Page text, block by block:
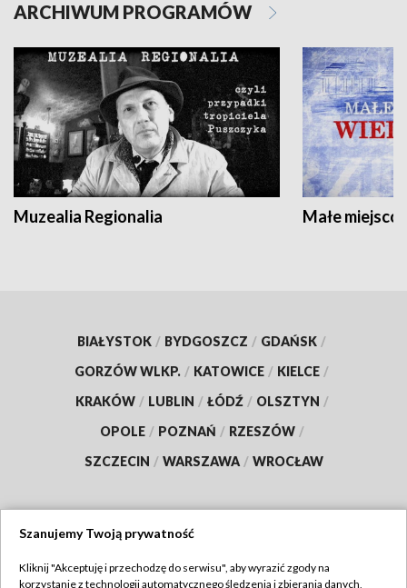
ARCHIWUM PROGRAMÓW
Muzealia Regionalia Małe
BIAŁYSTOK / BYDGOSZCZ / GDAŃSK /
GORZÓW WLKP. / KATOWICE / KIELCE /
KRAKÓW / LUBLIN / ŁÓDŹ / OLSZTYN /
OPOLE / POZNAŃ / RZESZÓW /
SZCZECIN / WARSZAWA / WROCŁAW
Szanujemy Twoją prywatność
Kliknij "Akceptuję i przechodzę do serwisu", aby wyrazić zgody na
korzystanie z technologii automatycznego śledzenia i zbierania danych,